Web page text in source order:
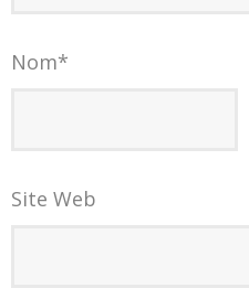
Nom*
Site Web